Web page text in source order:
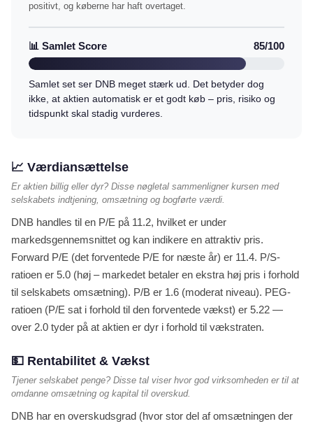
positivt, og køberne har haft overtaget.
📊 Samlet Score 85/100
Samlet set ser DNB meget stærk ud. Det betyder dog
ikke, at aktien automatisk er et godt køb – pris, risiko og
tidspunkt skal stadig vurderes.
📈 Værdiansættelse
Er aktien billig eller dyr? Disse nøgletal sammenligner kursen med
selskabets indtjening, omsætning og bogførte værdi.
DNB handles til en P/E på 11.2, hvilket er under
markedsgennemsnittet og kan indikere en attraktiv pris.
Forward P/E (det forventede P/E for næste år) er 11.4. P/S-
ratioen er 5.0 (høj – markedet betaler en ekstra høj pris i forhold
til selskabets omsætning). P/B er 1.6 (moderat niveau). PEG-
ratioen (P/E sat i forhold til den forventede vækst) er 5.22 —
over 2.0 tyder på at aktien er dyr i forhold til vækstraten.
💵 Rentabilitet & Vækst
Tjener selskabet penge? Disse tal viser hvor god virksomheden er til at
omdanne omsætning og kapital til overskud.
DNB har en overskudsgrad (hvor stor del af omsætningen der